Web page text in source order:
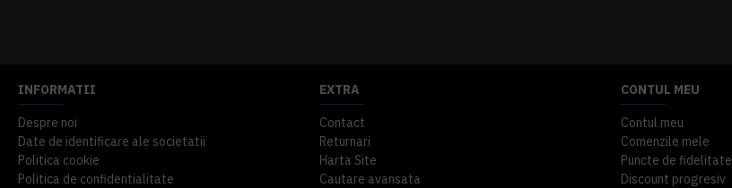
INFORMATII
Despre noi
Date de identificare ale societatii
Politica cookie
Politica de confidentialitate
EXTRA
Contact
Returnari
Harta Site
Cautare avansata
CONTUL MEU
Contul meu
Comenzile mele
Puncte de fidelitate
Discount progresiv